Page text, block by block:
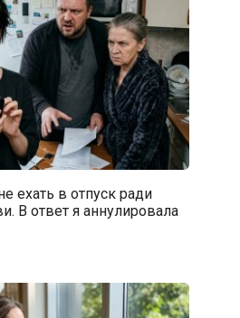
ехать в отпуск ради
В ответ я аннулировала